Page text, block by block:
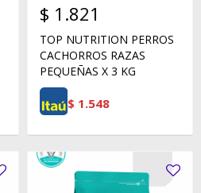
$ 1.821
TOP NUTRITION PERROS
CACHORROS RAZAS
PEQUEÑAS X 3 KG
$ 1.548